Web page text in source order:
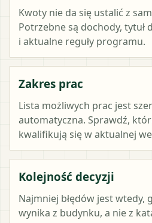
Kwoty nie da się ustalić z
Potrzebne są dochody, tytuł
i aktualne reguły programu.
Zakres prac
Lista możliwych prac jest
automatyczna. Sprawdź,
kwalifikują się w aktualnej
Kolejność decyzji
Najmniej błędów jest wtedy,
wynika z budynku, a nie z